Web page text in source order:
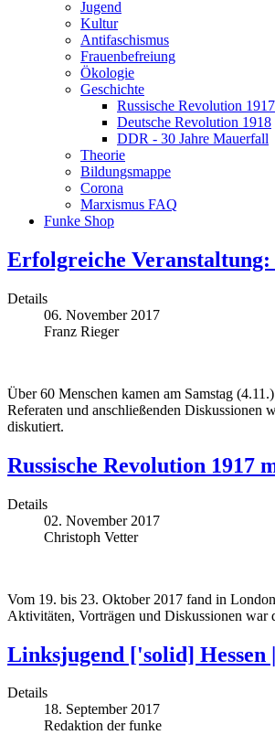
Jugend
Kultur
Antifaschismus
Frauenbefreiung
Ökologie
Geschichte
Russische Revolution 1917
Deutsche Revolution 1918
DDR - 30 Jahre Mauerfall
Theorie
Bildungsmappe
Corona
Marxismus FAQ
Funke Shop
Erfolgreiche Veranstaltung:
Details
06. November 2017
Franz Rieger
Über 60 Menschen kamen am Samstag
Referaten und anschließenden Diskussionen
diskutiert.
Russische Revolution 1917
Details
02. November 2017
Christoph Vetter
Vom 19. bis 23. Oktober 2017 fand in
Aktivitäten, Vorträgen und Diskussionen war
Linksjugend ['solid]
Details
18. September 2017
Redaktion der funke